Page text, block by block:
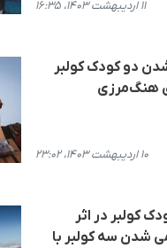
۱۱ اردیبهشت ۱۴۰۳، ۱۶:۳۵
دو کودک کولبر
هنگ‌مرزی
۱۰ اردیبهشت ۱۴۰۳، ۲۳:۰۲
کولبر در اثر
شدن سه کولبر با